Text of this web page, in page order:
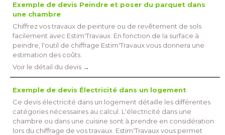
Exemple de devis Peindre et poser du parquet dans
une chambre
Chiffrez vos travaux de peinture ou de revêtement de sols
facilement avec Estim'Travaux. En fonction de la surface à
peindre, l'outil de chiffrage Estim'Travaux vous donnera une
estimation des coûts.
Voir le détail du devis →
Exemple de devis Électricité dans un logement
Ce devis électricité dans un logement détaille les différentes
catégories nécessaires au calcul. L'électricité dans une
chambre ou dans une cuisine sont à prendre en considération
lors du chiffrage de vos travaux. Estim'Travaux vous permet